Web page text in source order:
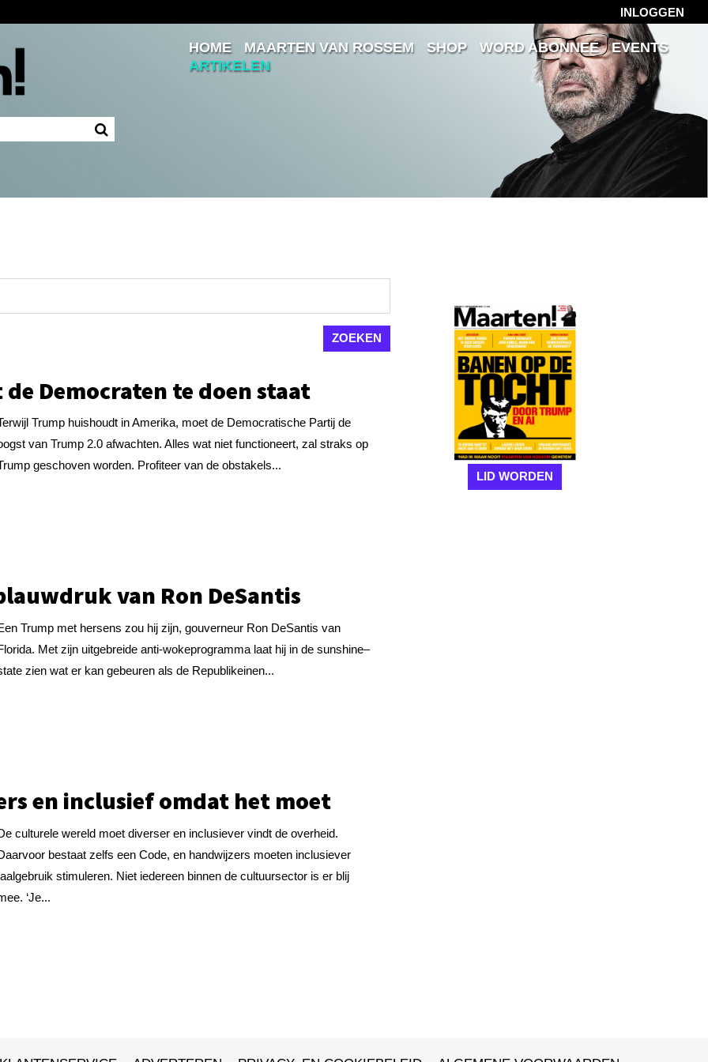
INLOGGEN
Inloggen
Ingelogd blijven
HOME MAARTEN VAN ROSSEM SHOP WORD ABONNEE
EVENTS
ARTIKELEN
de Democraten te doen staat
Trump huishoudt in Amerika, moet de Democratische Partij de
van Trump 2.0 afwachten. Alles wat niet functioneert, zal straks op
geschoven worden. Profiteer van de obstakels...
van Ron DeSantis
Trump met hersens zou hij zijn, gouverneur Ron DeSantis van
Met zijn uitgebreide anti-wokeprogramma laat hij in de sunshine–
zien wat er kan gebeuren als de Republikeinen...
en inclusief omdat het moet
culturele wereld moet diverser en inclusiever vindt de overheid.
bestaat zelfs een Code, en handwijzers moeten inclusiever
stimuleren. Niet iedereen binnen de cultuursector is er blij
‘Je...
LID WORDEN